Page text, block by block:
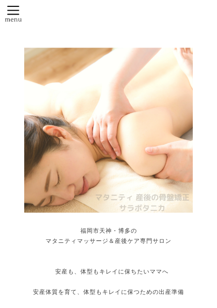
福岡市天神・博多の
マタニティマッサージ＆産後ケア専門サロン
安産も、体型もキレイに保ちたいママへ
安産体質を育て、体型もキレイに保つための出産準備